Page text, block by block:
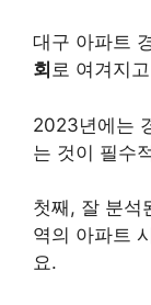
대구 아파트
회 로 여겨지
2023년에는
는 것이 필수
첫째, 잘 분석
역의 아파트
요.